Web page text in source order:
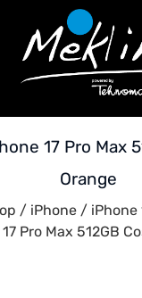
17 Pro Max
Orange
/ iPhone / iPhone
Pro Max 512GB